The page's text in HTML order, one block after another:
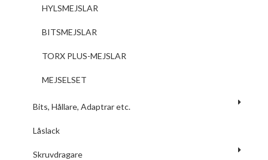
HYLSMEJSLAR
BITSMEJSLAR
TORX PLUS-MEJSLAR
MEJSELSET
Bits, Hållare, Adaptrar etc.
Låslack
Skruvdragare